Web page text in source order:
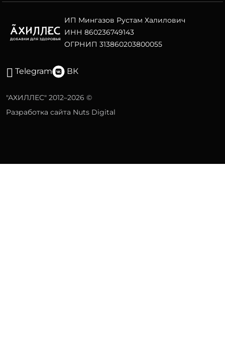
ИП Мингазов Рустам Халилович
ИНН 860236749143
ОГРНИП 313860203800055
Telegram ВК
"АХИЛЛЕС" 2012–2026 ©
Разработка сайта Nuts Digital